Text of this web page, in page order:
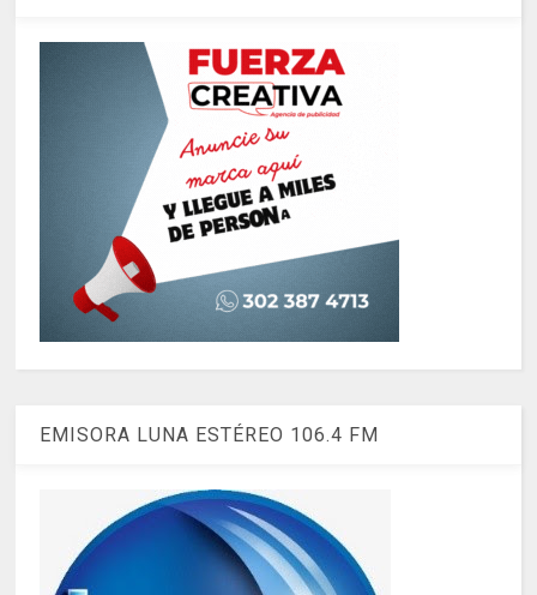
EMISORA LUNA ESTÉREO 106.4 FM